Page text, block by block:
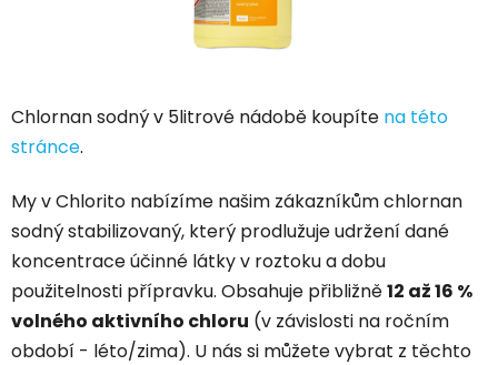
Chlornan sodný v 5litrové nádobě koupíte na této
stránce.
My v Chlorito nabízíme našim zákazníkům chlornan
sodný stabilizovaný, který prodlužuje udržení dané
koncentrace účinné látky v roztoku a dobu
použitelnosti přípravku. Obsahuje přibližně12 až 16 %
volného aktivního chloru (v závislosti na ročním
období - léto/zima). U nás si můžete vybrat z těchto